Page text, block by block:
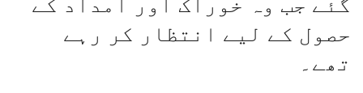
حصول کے لیے انتظار کر رہے
تھے۔